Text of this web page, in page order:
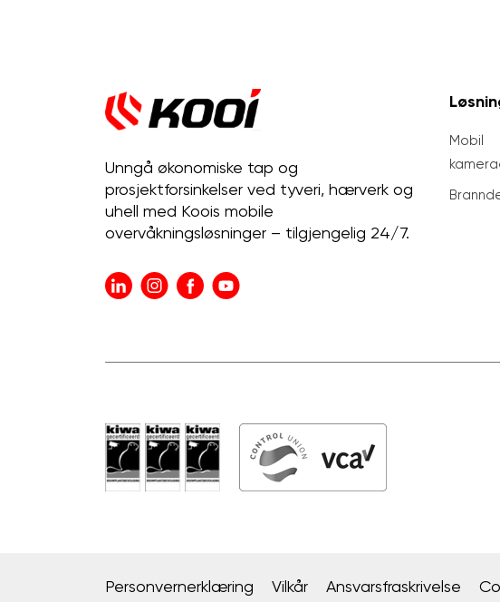
Unngå økonomiske tap og
prosjektforsinkelser ved tyveri, hærverk og
uhell med Koois mobile
overvåkningsløsninger – tilgjengelig 24/7.
Mobil
Personvernerklæring Vilkår Ansvarsfraskrivelse